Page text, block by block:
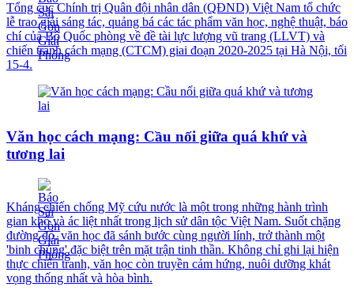
Tổng cục Chính trị Quân đội nhân dân (QĐND) Việt Nam tổ chức
lễ trao giải sáng tác, quảng bá các tác phẩm văn học, nghệ thuật, báo
chí của Bộ Quốc phòng về đề tài lực lượng vũ trang (LLVT) và
chiến tranh cách mạng (CTCM) giai đoạn 2020-2025 tại Hà Nội, tối
15-4.
Văn học cách mạng: Cầu nối giữa quá khứ và
tương lai
Kháng chiến chống Mỹ cứu nước là một trong những hành trình
gian khổ và ác liệt nhất trong lịch sử dân tộc Việt Nam. Suốt chặng
đường đó, văn học đã sánh bước cùng người lính, trở thành một
'binh chủng' đặc biệt trên mặt trận tinh thần. Không chỉ ghi lại hiện
thực chiến tranh, văn học còn truyền cảm hứng, nuôi dưỡng khát
vọng thống nhất và hòa bình.